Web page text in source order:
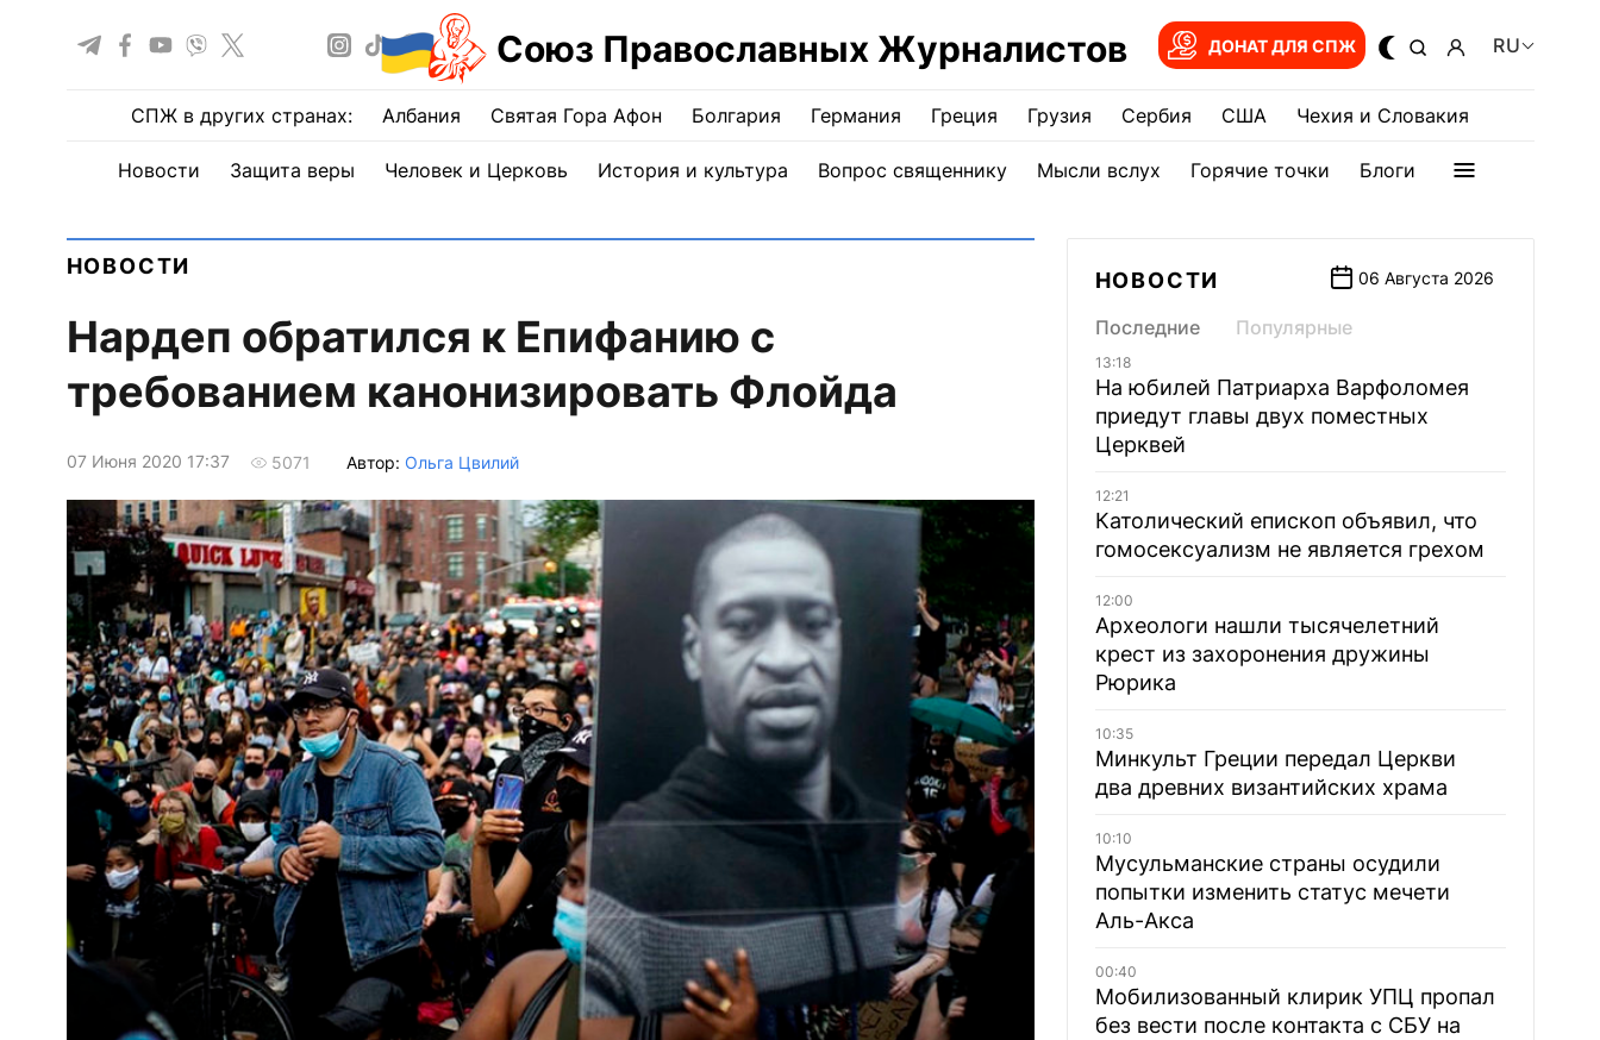
Союз Православных Журналистов ДОНАТ ДЛЯ СПЖ RU
СПЖ в других странах: Албания Святая Гора Афон Болгария Германия Греция Грузия Сербия США Чехия и Словакия
Новости Защита веры Человек и Церковь История и культура Вопрос священнику Мысли вслух Горячие точки Блоги
НОВОСТИ
Нардеп обратился к Епифанию с
требованием канонизировать Флойда
07 Июня 2020 17:37 5071 Автор: Ольга Цвилий
НОВОСТИ 06 Августа 2026
Последние Популярные
13:18
На юбилей Патриарха Варфоломея
приедут главы двух поместных
Церквей
12:21
Католический епископ объявил, что
гомосексуализм не является грехом
12:00
Археологи нашли тысячелетний
крест из захоронения дружины
Рюрика
10:35
Минкульт Греции передал Церкви
два древних византийских храма
10:10
Мусульманские страны осудили
попытки изменить статус мечети
Аль-Акса
00:40
Мобилизованный клирик УПЦ пропал
без вести после контакта с СБУ на